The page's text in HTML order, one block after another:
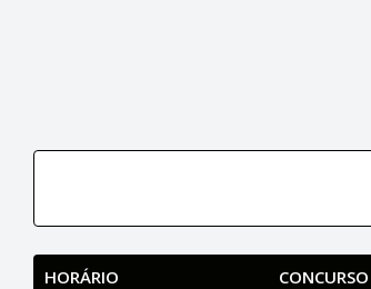
HORÁRIO